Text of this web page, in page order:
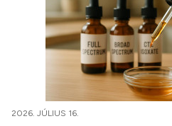
2026. JÚLIUS 16.